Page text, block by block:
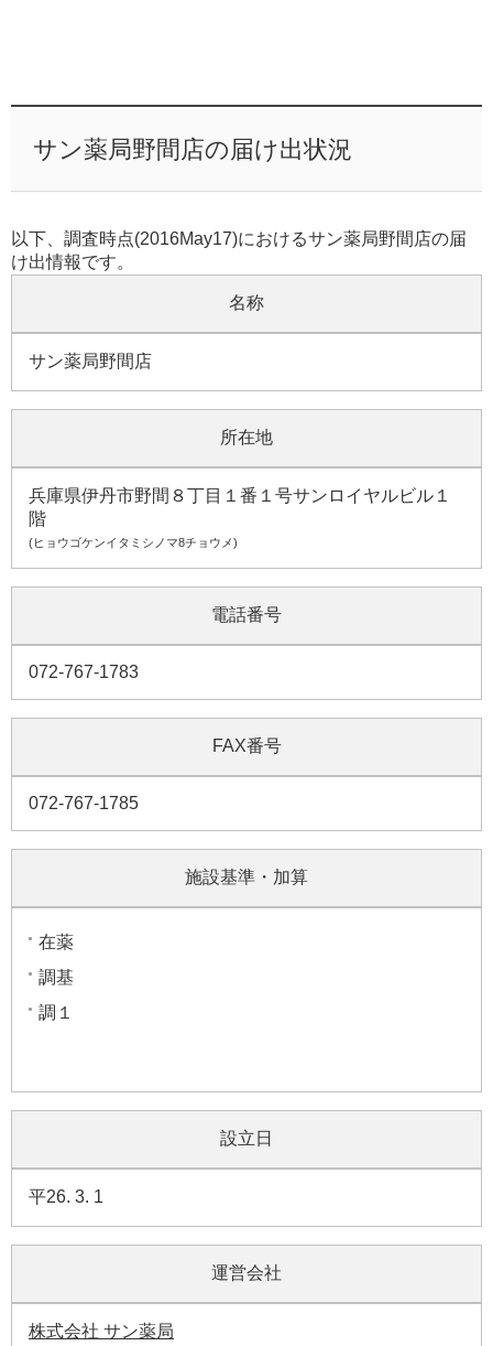
サン薬局野間店の届け出状況
以下、調査時点(2016May17)におけるサン薬局野間店の届
け出情報です。
名称
サン薬局野間店
所在地
兵庫県伊丹市野間８丁目１番１号サンロイヤルビル１
階
(ヒョウゴケンイタミシノマ8チョウメ)
電話番号
072-767-1783
FAX番号
072-767-1785
施設基準・加算
在薬
調基
調１
設立日
平26. 3. 1
運営会社
株式会社 サン薬局